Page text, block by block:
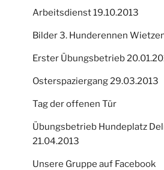
Arbeitsdienst 19.10.2013
Bilder 3. Hunderennen
Erster Übungsbetrieb
Osterspaziergang 29.03.2013
Tag der offenen Tür
Übungsbetrieb Hundeplatz
21.04.2013
Unsere Gruppe auf Facebook